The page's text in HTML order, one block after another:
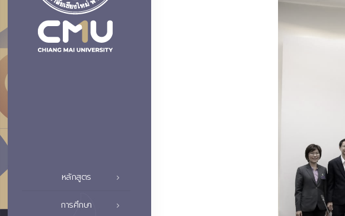
หลักสูตร
การศึกษา